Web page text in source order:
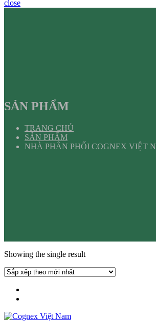
close
SẢN PHẨM
TRANG CHỦ
SẢN PHẨM
NHÀ PHÂN PHỐI COGNEX VIỆT
Showing the single result